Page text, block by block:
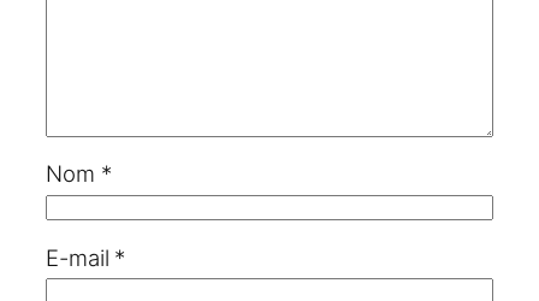
Nom *
E-mail *